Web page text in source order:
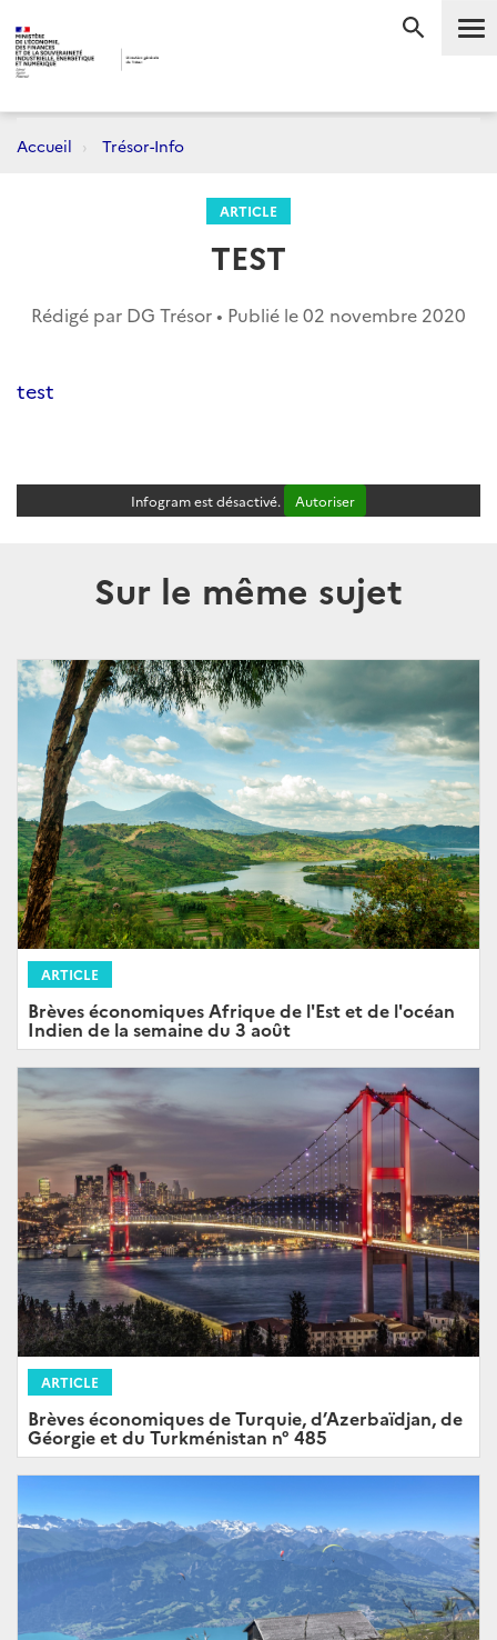
Accueil Trésor-Info
ARTICLE
TEST
Rédigé par DG Trésor • Publié le02 novembre 2020
test
Infogram est désactivé. Autoriser
Sur le même sujet
ARTICLE
Brèves économiques Afrique de l'Est et de l'océan
Indien de la semaine du 3 août
ARTICLE
Brèves économiques de Turquie, d’Azerbaïdjan, de
Géorgie et du Turkménistan n° 485